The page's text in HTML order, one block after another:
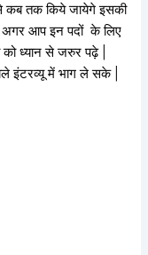
कब तक किये जायेगे इसकी
| अगर आप इन पदों के लिए
ध्यान से जरुर पढ़े |
इंटरव्यू में भाग ले सके |